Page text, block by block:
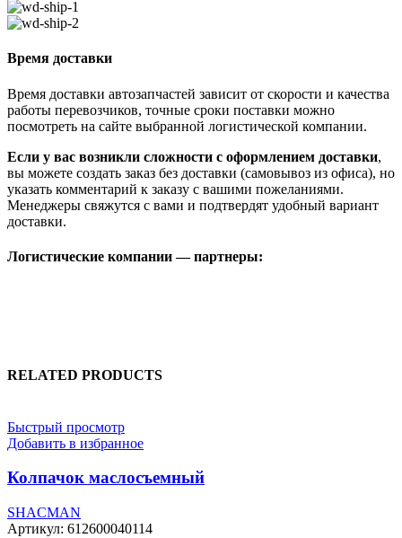
Время доставки
Время доставки автозапчастей зависит от скорости и качества
работы перевозчиков, точные сроки поставки можно
посмотреть на сайте выбранной логистической компании.
Если у вас возникли сложности с оформлением доставки,
вы можете создать заказ без доставки (самовывоз из офиса), но
указать комментарий к заказу с вашими пожеланиями.
Менеджеры свяжутся с вами и подтвердят удобный вариант
доставки.
Логистические компании — партнеры:
RELATED PRODUCTS
Быстрый просмотр
Добавить в избранное
Колпачок маслосъемный
SHACMAN
Артикул: 612600040114